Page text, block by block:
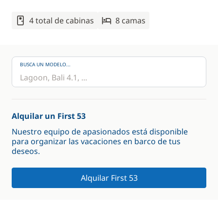
4 total de cabinas 8 camas
BUSCA UN MODELO...
Alquilar un First 53
Nuestro equipo de apasionados está disponible
para organizar las vacaciones en barco de tus
deseos.
Alquilar First 53